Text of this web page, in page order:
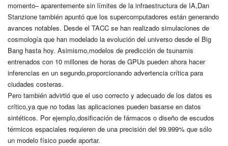
momento– aparentemente sin límites de la infraestructura de IA,Dan
Stanzione también apuntó que los supercomputadores están generando
avances notables. Desde el TACC se han realizado simulaciones de
cosmología que han modelado la evolución del universo desde el Big
Bang hasta hoy. Asimismo,modelos de predicción de tsunamis
entrenados con 10 millones de horas de GPUs pueden ahora hacer
inferencias en un segundo,proporcionando advertencia crítica para
ciudades costeras.
Pero también advirtió que el uso correcto y adecuado de los datos es
crítico,ya que no todas las aplicaciones pueden basarse en datos
sintéticos. Por ejemplo,dosificación de fármacos o diseño de escudos
térmicos espaciales requieren de una precisión del 99.999% que sólo
un modelo físico puede aportar.